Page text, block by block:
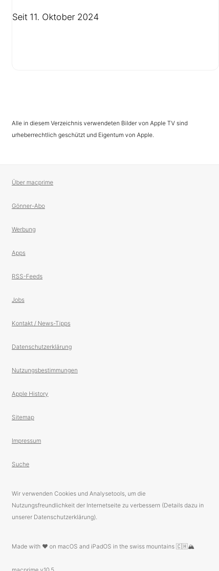
Seit 11. Oktober 2024
Alle in diesem Verzeichnis verwendeten Bilder von Apple TV sind
urheberrechtlich geschützt und Eigentum von Apple.
Über macprime
Gönner-Abo
Werbung
Apps
RSS-Feeds
Jobs
Kontakt / News-Tipps
Datenschutzerklärung
Nutzungsbestimmungen
Apple History
Sitemap
Impressum
Suche
Wir verwenden Cookies und Analysetools, um die
Nutzungsfreundlichkeit der Internetseite zu verbessern (Details dazu in
unserer Datenschutzerklärung).
Made with ❤️ on macOS and iPadOS in the swiss mountains 🇨🇭🏔